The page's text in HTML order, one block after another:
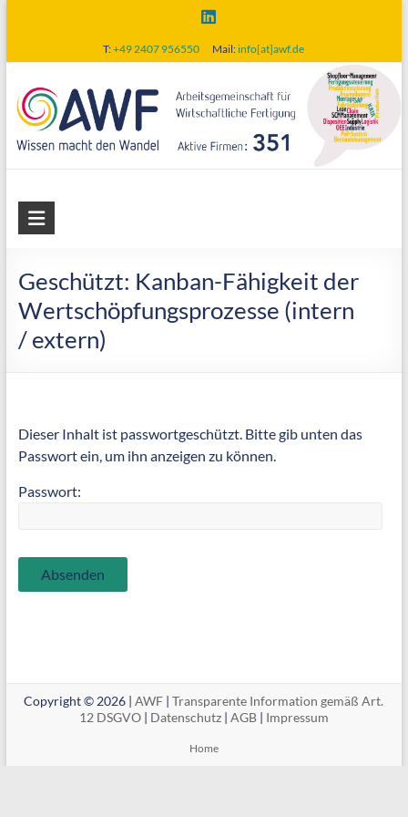
content
T:+49 2407 956550 Mail:info[at]awf.de
AWF
wirtschaftliche
Fertigung
Geschützt: Kanban-Fähigkeit der
Wertschöpfungsprozesse (intern
/ extern)
Dieser Inhalt ist passwortgeschützt. Bitte gib unten das
Passwort ein, um ihn anzeigen zu können.
Passwort:
Copyright © 2026 |AWF |Transparente Information gemäß Art.
12 DSGVO| Datenschutz| AGB| Impressum
Home